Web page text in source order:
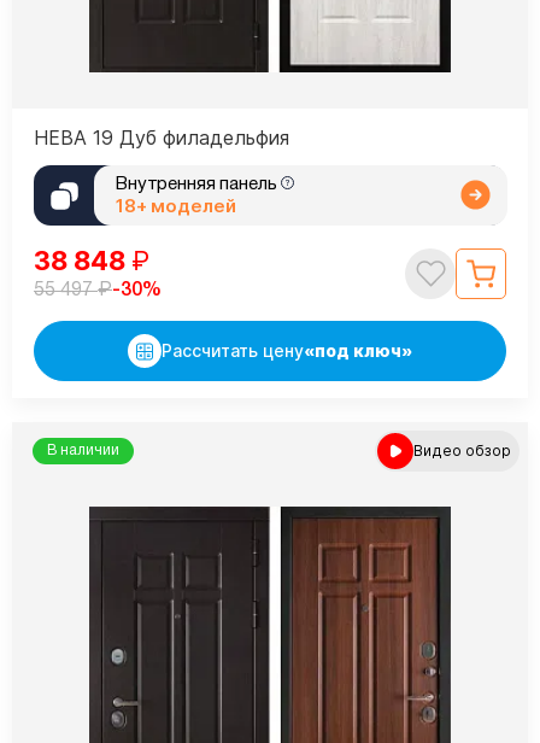
НЕВА 19 Дуб филадельфия
Внутренняя панель
18+ моделей
38 848 ₽
55 497₽-30%
Рассчитать цену«под ключ»
В наличии Видео обзор